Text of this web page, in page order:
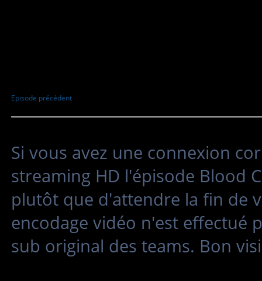
Episode précédent
Si vous avez une connexion
streaming HD l'épisode Blood
plutôt que d'attendre la fin de
encodage vidéo n'est effectué
sub original des teams. Bon